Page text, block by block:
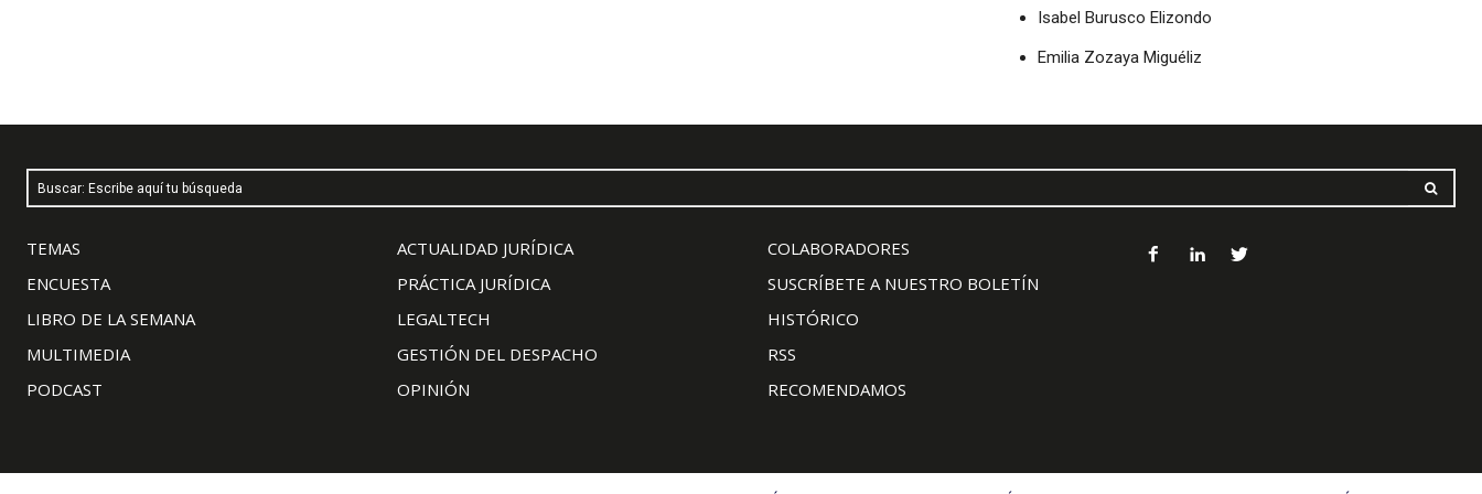
Isabel Burusco Elizondo
Emilia Zozaya Miguéliz
Buscar: Escribe aquí tu búsqueda
TEMAS
ENCUESTA
LIBRO DE LA SEMANA
MULTIMEDIA
PODCAST
ACTUALIDAD JURÍDICA
PRÁCTICA JURÍDICA
LEGALTECH
GESTIÓN DEL DESPACHO
OPINIÓN
COLABORADORES
SUSCRÍBETE A NUESTRO BOLETÍN
HISTÓRICO
RSS
RECOMENDAMOS